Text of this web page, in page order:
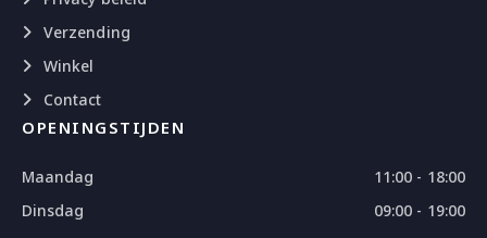
Verzending
Winkel
Contact
OPENINGSTIJDEN
Maandag
11:00 - 18:00
Dinsdag
09:00 - 19:00